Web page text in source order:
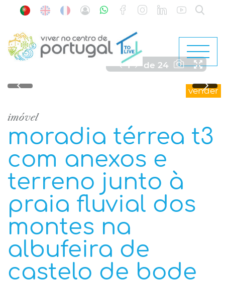
1 de 24
vender
imóvel
moradia térrea t3
com anexos e
terreno junto à
praia fluvial dos
montes na
albufeira de
castelo de bode